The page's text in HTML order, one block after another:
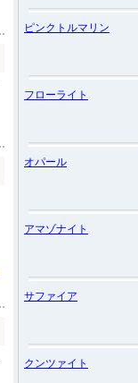
ピンクトルマリン
フローライト
オパール
アマゾナイト
サファイア
クンツァイト